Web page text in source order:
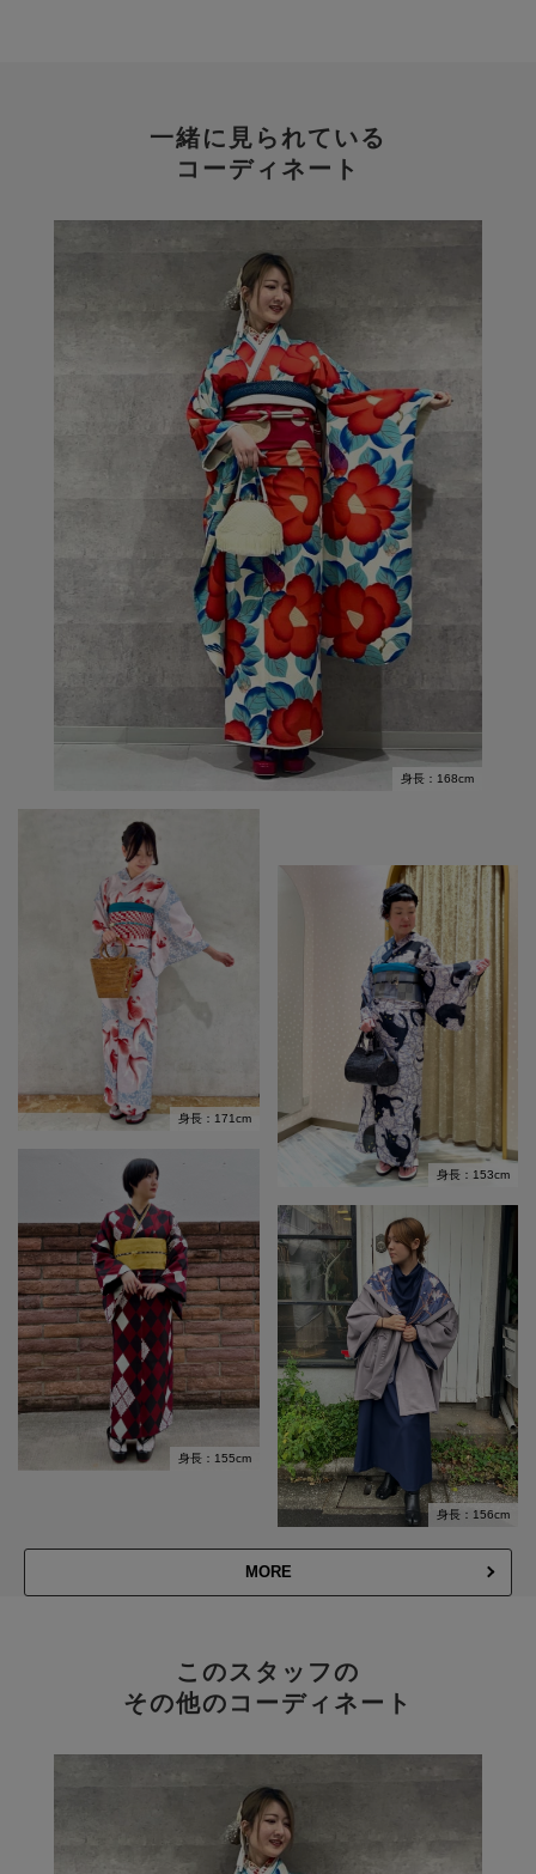
一緒に見られている
コーディネート
身長：168cm
身長：171cm
身長：153cm
身長：155cm
身長：156cm
MORE
このスタッフの
その他のコーディネート